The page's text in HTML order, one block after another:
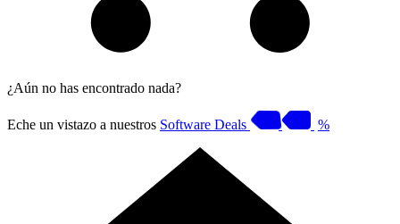
¿Aún no has encontrado nada?
Eche un vistazo a nuestros Software Deals %